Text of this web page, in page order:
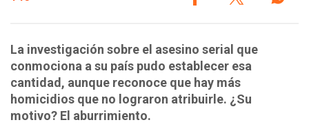
La investigación sobre el asesino serial que
conmociona a su país pudo establecer esa
cantidad, aunque reconoce que hay más
homicidios que no lograron atribuirle. ¿Su
motivo? El aburrimiento.